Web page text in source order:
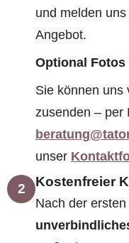
und melden
Angebot.
Optional Fotos
Sie können uns
zusenden – per
unser
2 Kostenfreier
Nach der